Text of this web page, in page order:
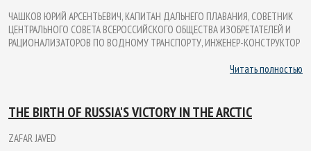
ЧАШКОВ ЮРИЙ АРСЕНТЬЕВИЧ, КАПИТАН ДАЛЬНЕГО ПЛАВАНИЯ, СОВЕТНИК
ЦЕНТРАЛЬНОГО СОВЕТА ВСЕРОССИЙСКОГО ОБЩЕСТВА ИЗОБРЕТАТЕЛЕЙ И
РАЦИОНАЛИЗАТОРОВ ПО ВОДНОМУ ТРАНСПОРТУ, ИНЖЕНЕР-КОНСТРУКТОР
Читать полностью
THE BIRTH OF RUSSIA'S VICTORY IN THE ARCTIC
ZAFAR JAVED